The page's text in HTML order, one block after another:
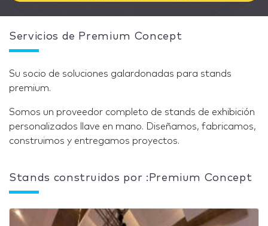
Servicios de Premium Concept
Su socio de soluciones galardonadas para stands
premium.
Somos un proveedor completo de stands de exhibición
personalizados llave en mano. Diseñamos, fabricamos,
construimos y entregamos proyectos.
Stands construidos por :Premium Concept